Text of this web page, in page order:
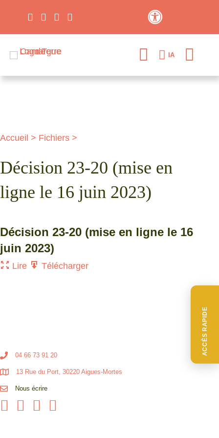
ACCÈS RAPIDE
IA
Accueil > Fichiers >
Décision 23-20 (mise en
ligne le 16 juin 2023)
Décision 23-20 (mise en ligne le 16
juin 2023)
Lire Télécharger
04 66 73 91 20
13 Rue du Port, 30220 Aigues-Mortes
Nous écrire